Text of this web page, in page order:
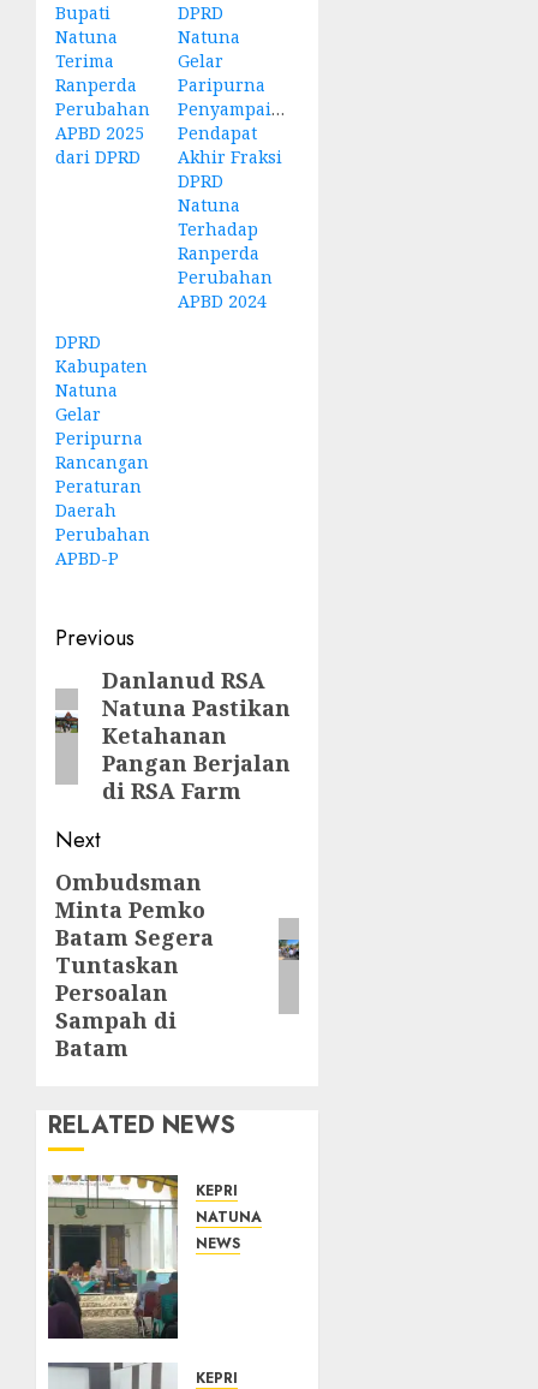
Bupati
Natuna
Terima
Ranperda
Perubahan
APBD 2025
dari DPRD
DPRD
Natuna
Gelar
Paripurna
Penyampaian
Pendapat
Akhir Fraksi
DPRD
Natuna
Terhadap
Ranperda
Perubahan
APBD 2024
DPRD
Kabupaten
Natuna
Gelar
Peripurna
Rancangan
Peraturan
Daerah
Perubahan
APBD-P
Post
navigation
Previous
Previous
post:
Danlanud RSA
Natuna Pastikan
Ketahanan
Pangan Berjalan
di RSA Farm
Next
Next
post:
Ombudsman
Minta Pemko
Batam Segera
Tuntaskan
Persoalan
Sampah di
Batam
RELATED NEWS
KEPRI
NATUNA
NEWS
Kepri
KEPRI